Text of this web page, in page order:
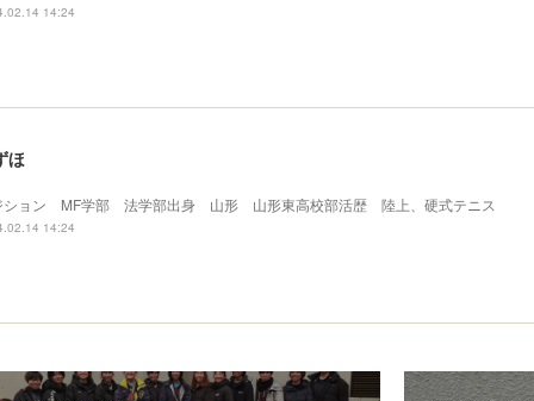
14:24
ほ
ション MF学部 法学部出身 山形 山形東高校部活歴 陸上、硬式テニス
14:24